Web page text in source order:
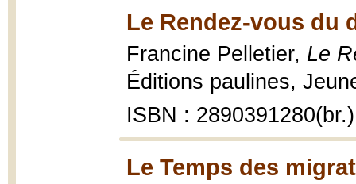
Le Rendez-vous du
Francine Pelletier, Le
Éditions paulines,
ISBN : 2890391280(br.)
Le Temps des